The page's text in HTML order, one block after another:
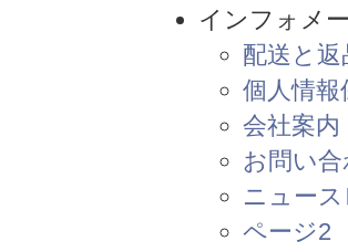
インフォメ
配送と
個人情報
会社案内
お問い
ニュー
ページ2